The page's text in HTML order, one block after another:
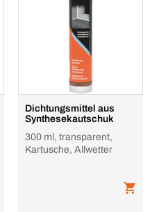
Dichtungsmittel aus
Synthesekautschuk
300 ml, transparent,
Kartusche, Allwetter